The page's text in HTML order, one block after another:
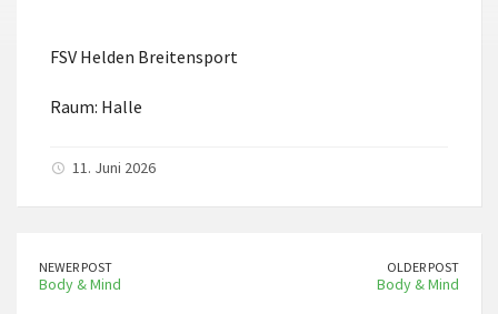
FSV Helden Breitensport
Raum: Halle
11. Juni 2026
NEWER POST
Body & Mind
OLDER POST
Body & Mind